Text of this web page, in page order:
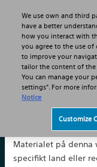
MENU
Välkommen till vår
nedan accepterar
Materialet på
specifikt land eller
Om
Vi vet att
din livskvalitet.
We use own and third
have a better
how you interact with
you agree to the use
to improve your
tailor the content of the
You can manage your
settings". For more
Notice
Customize